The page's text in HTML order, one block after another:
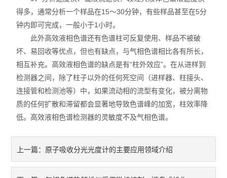
得多，通常分析一个样品在15～30分钟，有些样品甚至在5分
钟内即可完成，一般小于1小时。
此外高效液相色谱还有色谱柱可反复使用、样品不被破
坏、易回收等优点，但也有缺点，与气相色谱相比各有所长，
相互补充。高效液相色谱的缺点是有“柱外效应”。在从进样到
检测器之间，除了柱子以外的任何死空间（进样器、柱接头、
连接管和检测池等）中，如果流动相的流型有变化，被分离物
质的任何扩散和滞留都会显著地导致色谱峰的加宽，柱效率降
低。高效液相色谱检测器的灵敏度不及气相色谱。
上一篇： 原子吸收分光光度计的主要应用领域介绍